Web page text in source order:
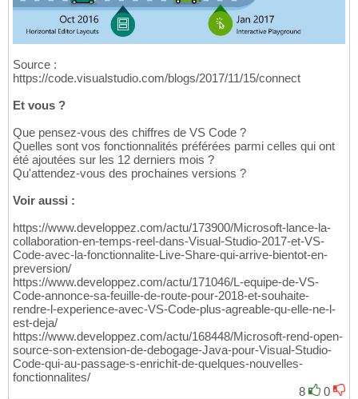
Source :
https://code.visualstudio.com/blogs/2017/11/15/connect
Et vous ?
Que pensez-vous des chiffres de VS Code ?
Quelles sont vos fonctionnalités préférées parmi celles qui ont
été ajoutées sur les 12 derniers mois ?
Qu'attendez-vous des prochaines versions ?
Voir aussi :
https://www.developpez.com/actu/173900/Microsoft-lance-la-
collaboration-en-temps-reel-dans-Visual-Studio-2017-et-VS-
Code-avec-la-fonctionnalite-Live-Share-qui-arrive-bientot-en-
preversion/
https://www.developpez.com/actu/171046/L-equipe-de-VS-
Code-annonce-sa-feuille-de-route-pour-2018-et-souhaite-
rendre-l-experience-avec-VS-Code-plus-agreable-qu-elle-ne-l-
est-deja/
https://www.developpez.com/actu/168448/Microsoft-rend-open-
source-son-extension-de-debogage-Java-pour-Visual-Studio-
Code-qui-au-passage-s-enrichit-de-quelques-nouvelles-
fonctionnalites/
8
0